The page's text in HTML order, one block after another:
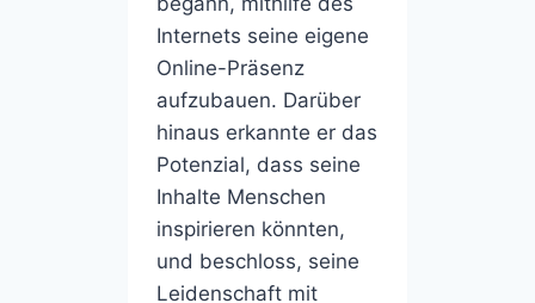
Internets seine eigene
Online-Präsenz
aufzubauen. Darüber
hinaus erkannte er das
Potenzial, dass seine
Inhalte Menschen
inspirieren könnten,
und beschloss, seine
Leidenschaft mit